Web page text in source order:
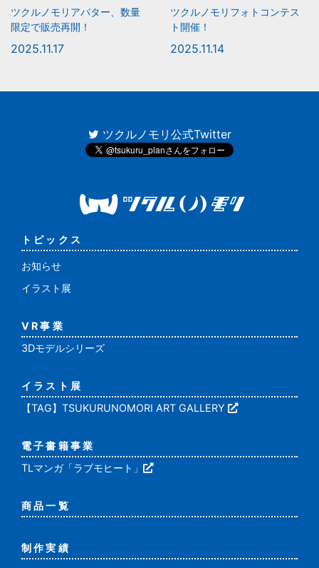
ツクルノモリアバター、数量
限定で販売再開！
2025.11.17
ツクルノモリフォトコンテス
ト開催！
2025.11.14
トピックス
お知らせ
イラスト展
VR事業
3Dモデルシリーズ
イラスト展
【TAG】TSUKURUNOMORI ART GALLERY
電子書籍事業
TLマンガ「ラブモヒート」
商品一覧
制作実績
ツクルノモリ公式Twitter